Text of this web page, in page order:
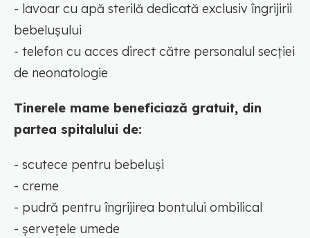
- lavoar cu apă sterilă dedicată exclusiv îngrijirii
bebelușului
- telefon cu acces direct către personalul secției
de neonatologie
Tinerele mame beneficiază gratuit, din
partea spitalului de:
- scutece pentru bebeluși
- creme
- pudră pentru îngrijirea bontului ombilical
- șervețele umede